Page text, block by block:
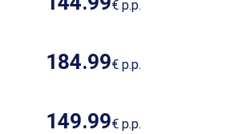
€ p.p.
184.99€ p.p.
149.99€ p.p.